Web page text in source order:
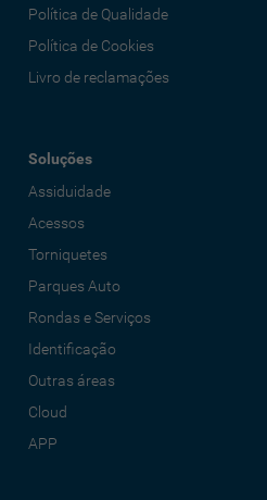
Política de Qualidade
Política de Cookies
Livro de reclamações
Soluções
Assiduidade
Acessos
Torniquetes
Parques Auto
Rondas e Serviços
Identificação
Outras áreas
Cloud
APP